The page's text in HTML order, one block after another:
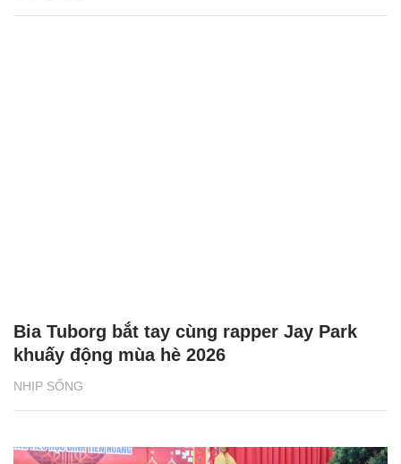
NHỊP SỐNG
Bia Tuborg bắt tay cùng rapper Jay Park
khuấy động mùa hè 2026